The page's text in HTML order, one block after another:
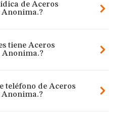
de Aceros
Anonima.?
tiene Aceros
Anonima.?
teléfono de Aceros
Anonima.?